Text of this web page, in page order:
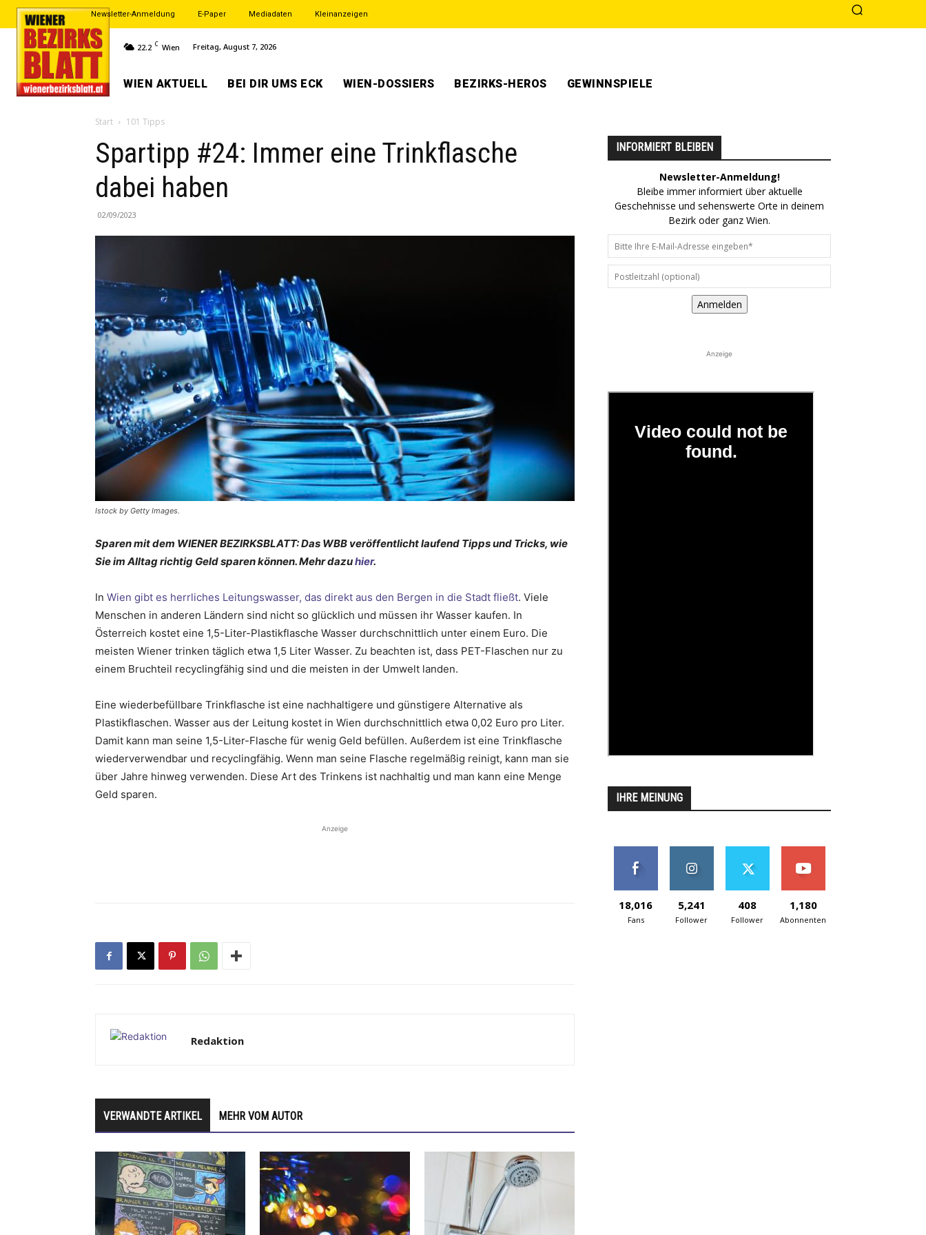
Newsletter-Anmeldung E-Paper Mediadaten Kleinanzeigen
22.2 C Wien Freitag, August 7, 2026
WIEN AKTUELL BEI DIR UMS ECK WIEN-DOSSIERS BEZIRKS-HEROS GEWINNSPIELE
Start 101 Tipps
Spartipp #24: Immer eine Trinkflasche
dabei haben
02/09/2023
Istock by Getty Images.
Sparen mit dem WIENER BEZIRKSBLATT: Das WBB veröffentlicht laufend Tipps und Tricks, wie
Sie im Alltag richtig Geld sparen können. Mehr dazuhier.
In Wien gibt es herrliches Leitungswasser, das direkt aus den Bergen in die Stadt fließt. Viele
Menschen in anderen Ländern sind nicht so glücklich und müssen ihr Wasser kaufen. In
Österreich kostet eine 1,5-Liter-Plastikflasche Wasser durchschnittlich unter einem Euro. Die
meisten Wiener trinken täglich etwa 1,5 Liter Wasser. Zu beachten ist, dass PET-Flaschen nur zu
einem Bruchteil recyclingfähig sind und die meisten in der Umwelt landen.
Eine wiederbefüllbare Trinkflasche ist eine nachhaltigere und günstigere Alternative als
Plastikflaschen. Wasser aus der Leitung kostet in Wien durchschnittlich etwa 0,02 Euro pro Liter.
Damit kann man seine 1,5-Liter-Flasche für wenig Geld befüllen. Außerdem ist eine Trinkflasche
wiederverwendbar und recyclingfähig. Wenn man seine Flasche regelmäßig reinigt, kann man sie
über Jahre hinweg verwenden. Diese Art des Trinkens ist nachhaltig und man kann eine Menge
Geld sparen.
Anzeige
Redaktion
VERWANDTE ARTIKEL MEHR VOM AUTOR
INFORMIERT BLEIBEN
Newsletter-Anmeldung!
Bleibe immer informiert über aktuelle
Geschehnisse und sehenswerte Orte in deinem
Bezirk oder ganz Wien.
Anmelden
Anzeige
IHRE MEINUNG
18,016
Fans
5,241
Follower
408
Follower
1,180
Abonnenten